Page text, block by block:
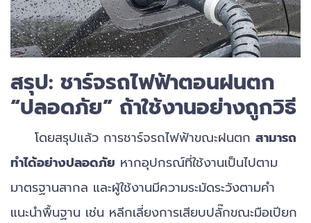
สรุป: ชาร์จรถไฟฟ้าตอนฝนตก
“ปลอดภัย” ถ้าใช้งานอย่างถูกวิธี
โดยสรุปแล้ว การชาร์จรถไฟฟ้าขณะฝนตก สามารถ
ทำได้อย่างปลอดภัย หากอุปกรณ์ที่ใช้งานเป็นไปตาม
มาตรฐานสากล และผู้ใช้งานมีความระมัดระวังตามคำ
แนะนำพื้นฐาน เช่น หลีกเลี่ยงการเสียบปลั๊กขณะมือเปียก